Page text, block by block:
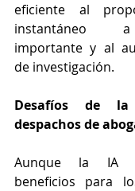
eficiente al
instantáneo
importante y al
de investigación.
Desafíos de
despachos de
Aunque la IA
beneficios para